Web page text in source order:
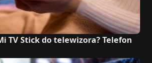
TV Stick do telewizora? Telefon